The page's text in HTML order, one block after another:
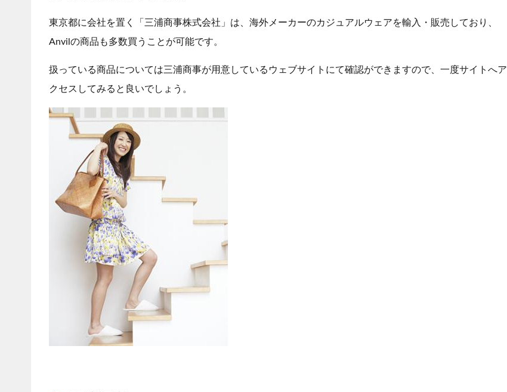
東京都に会社を置く「三浦商事株式会社」は、海外メーカーのカジュアルウェアを輸入・販売しており、
Anvilの商品も多数買うことが可能です。
扱っている商品については三浦商事が用意しているウェブサイトにて確認ができますので、一度サイトへア
クセスしてみると良いでしょう。